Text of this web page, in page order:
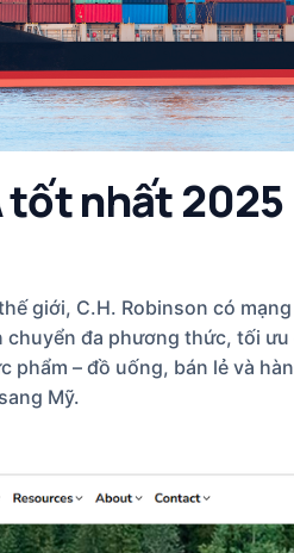
tốt nhất 2025
giới, C.H. Robinson có
chuyển đa phương thức, tối
– đồ uống, bán lẻ và
Mỹ.